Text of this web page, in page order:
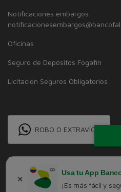
Notificaciones embargos:
Oficinas
Seguro de Depósitos Fogafín
Licitación Seguros Obligatorios
ROBO O EXTRAVÍO
Usa tu App
¡Es más fácil y